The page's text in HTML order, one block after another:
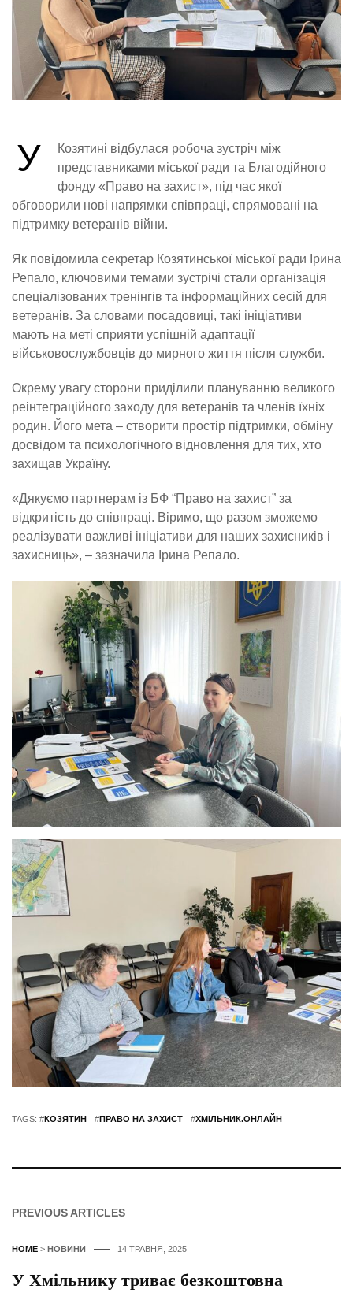
У
Козятині відбулася робоча зустріч між
представниками міської ради та Благодійного
фонду «Право на захист», під час якої
обговорили нові напрямки співпраці, спрямовані на
підтримку ветеранів війни.
Як повідомила секретар Козятинської міської ради Ірина
Репало, ключовими темами зустрічі стали організація
спеціалізованих тренінгів та інформаційних сесій для
ветеранів. За словами посадовиці, такі ініціативи
мають на меті сприяти успішній адаптації
військовослужбовців до мирного життя після служби.
Окрему увагу сторони приділили плануванню великого
реінтеграційного заходу для ветеранів та членів їхніх
родин. Його мета – створити простір підтримки, обміну
досвідом та психологічного відновлення для тих, хто
захищав Україну.
«Дякуємо партнерам із БФ “Право на захист” за
відкритість до співпраці. Віримо, що разом зможемо
реалізувати важливі ініціативи для наших захисників і
захисниць», – зазначила Ірина Репало.
TAGS: #КОЗЯТИН #ПРАВО НА ЗАХИСТ #ХМІЛЬНИК.ОНЛАЙН
PREVIOUS ARTICLES
HOME > НОВИНИ 14 ТРАВНЯ, 2025
У Хмільнику триває безкоштовна